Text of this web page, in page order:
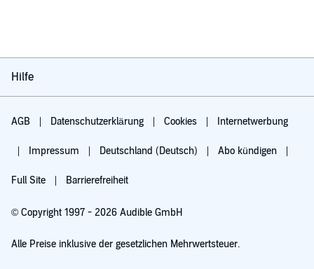
Hilfe
AGB Datenschutzerklärung Cookies Internetwerbung
Impressum Deutschland (Deutsch) Abo kündigen
Full Site Barrierefreiheit
© Copyright 1997 - 2026 Audible GmbH
Alle Preise inklusive der gesetzlichen Mehrwertsteuer.